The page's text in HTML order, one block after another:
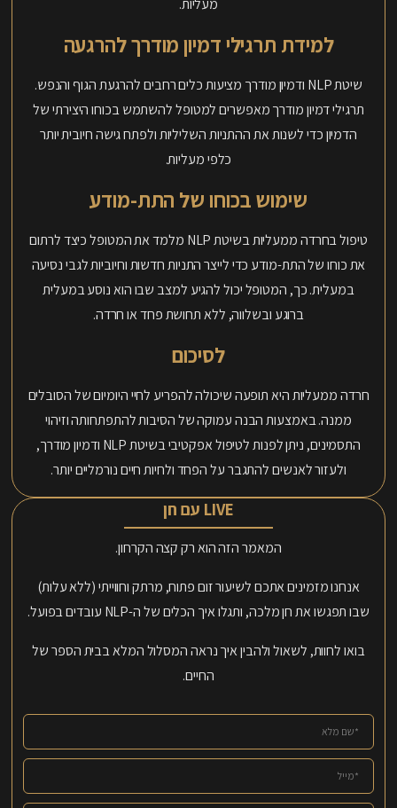
מעליות.
למידת תרגילי דמיון מודרך להרגעה
שיטת NLP ודמיון מודרך מציעות כלים רחבים להרגעת הגוף והנפש.
תרגילי דמיון מודרך מאפשרים למטופל להשתמש בכוחו היצירתי של
הדמיון כדי לשנות את ההתניות השליליות ולפתח גישה חיובית יותר
כלפי מעליות.
שימוש בכוחו של התת-מודע
טיפול בחרדה ממעליות בשיטת NLP מלמד את המטופל כיצד לרתום
את כוחו של התת-מודע כדי לייצר התניות חדשות וחיוביות לגבי נסיעה
במעלית. כך, המטופל יכול להגיע למצב שבו הוא נוסע במעלית
ברוגע ובשלווה, ללא תחושת פחד או חרדה.
לסיכום
חרדה ממעליות היא תופעה שיכולה להפריע לחיי היומיום של הסובלים
ממנה. באמצעות הבנה עמוקה של הסיבות להתפתחותה וזיהוי
התסמינים, ניתן לפנות לטיפול אפקטיבי בשיטת NLP ודמיון מודרך,
ולעזור לאנשים להתגבר על הפחד ולחיות חיים נורמליים יותר.
LIVE עם חן
המאמר הזה הוא רק קצה הקרחון.
אנחנו מזמינים אתכם לשיעור זום פתוח, מרתק וחווייתי (ללא עלות)
שבו תפגשו את חן מלכה, ותגלו איך הכלים של ה-NLP עובדים בפועל.
בואו לחוות, לשאול ולהבין איך נראה המסלול המלא בבית הספר של
החיים.